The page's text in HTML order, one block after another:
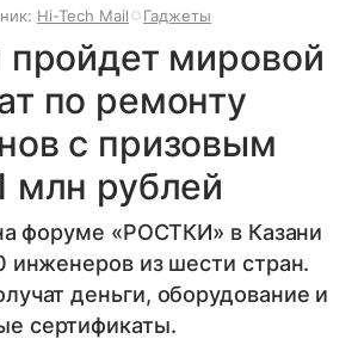
Hi-Tech Mail Гаджеты
пройдет мировой
по ремонту
с призовым
млн рублей
форуме «РОСТКИ» в Казани
инженеров из шести стран.
деньги, оборудование и
сертификаты.